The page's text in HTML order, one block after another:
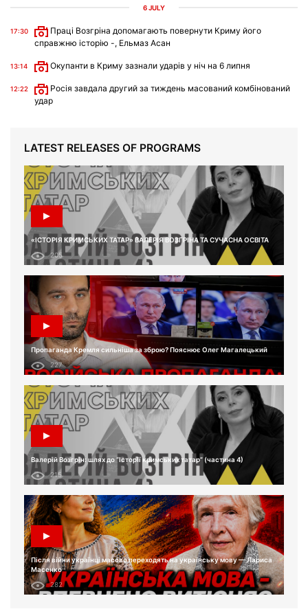
6 JULY
17:30
Праці Возгріна допомагають повернути Криму його
справжню історію -, Ельмаз Асан
13:14 Окупанти в Криму зазнали ударів у ніч на 6 липня
12:22
Росія завдала другий за тиждень масований комбінований
удар
LATEST RELEASES OF PROGRAMS
«ІСТОРІЯ КРИМСЬКИХ ТАТАР» ВАЛЕРІЯ ВОЗГРІНА ТА СУЧАСНА ОСВІТА
205
Пропаганда Кремля сильніша за зброю? Пояснює Олег Магалецький
227
Валерій Возгрін: шлях до “Історії кримських татар” (частина 4)
215
Після війни українці масово переходять на українську мову — Лариса
Масенко
282